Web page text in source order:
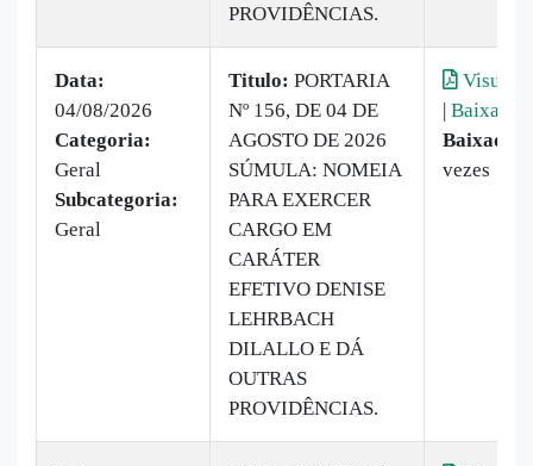
PROVIDÊNCIAS.
Data:
04/08/2026
Categoria:
Geral
Subcategoria:
Geral
Titulo: PORTARIA
Nº 156, DE 04 DE
AGOSTO DE 2026
SÚMULA: NOMEIA
PARA EXERCER
CARGO EM
CARÁTER
EFETIVO DENISE
LEHRBACH
DILALLO E DÁ
OUTRAS
PROVIDÊNCIAS.
| Baixar
Baixado:
vezes